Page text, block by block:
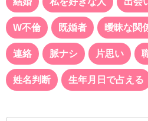
W不倫 既婚者 曖昧な関
連絡 脈ナシ 片思い
姓名判断 生年月日で占える